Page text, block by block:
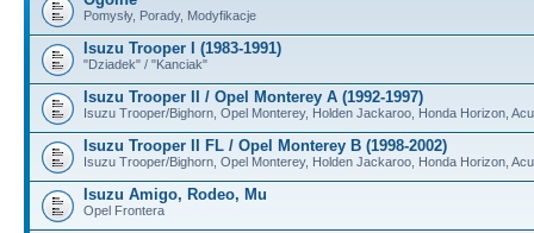
Pomysły, Porady, Modyfikacje
Isuzu Trooper I (1983-1991)
"Dziadek" / "Kanciak"
Isuzu Trooper II / Opel Monterey A (1992-1997)
Isuzu Trooper/Bighorn, Opel Monterey, Holden Jackaroo, Honda Horizon,
Isuzu Trooper II FL / Opel Monterey B (1998-2002)
Isuzu Trooper/Bighorn, Opel Monterey, Holden Jackaroo, Honda Horizon,
Isuzu Amigo, Rodeo, Mu
Opel Frontera